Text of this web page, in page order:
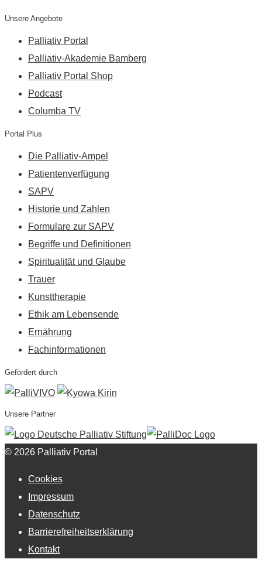
Unsere Angebote
Palliativ Portal
Palliativ-Akademie Bamberg
Palliativ Portal Shop
Podcast
Columba TV
Portal Plus
Die Palliativ-Ampel
Patientenverfügung
SAPV
Historie und Zahlen
Formulare zur SAPV
Begriffe und Definitionen
Spiritualität und Glaube
Trauer
Kunsttherapie
Ethik am Lebensende
Ernährung
Fachinformationen
Gefördert durch
Unsere Partner
© 2026 Palliativ Portal
Cookies
Impressum
Datenschutz
Barrierefreiheitserklärung
Kontakt